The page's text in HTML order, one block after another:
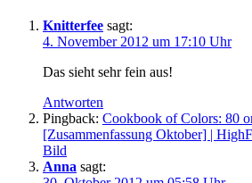
Knitterfee sagt:
4. November 2012 um 17:10 Uhr
Das sieht sehr fein aus!
Antworten
Pingback: Cookbook of Colors: 80
[Zusammenfassung Oktober] |
Bild
Anna sagt: